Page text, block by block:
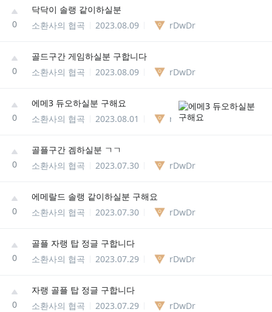
0
닥닥이 솔랭 같이하실분
소환사의 협곡
2023.08.09 rDwDr
0
골드구간 게임하실분 구합니다
소환사의 협곡
2023.08.09 rDwDr
0
에메3 듀오하실분 구해요
소환사의 협곡
2023.08.01 rDwDr
0
골플구간 겜하실분 ㄱㄱ
소환사의 협곡
2023.07.30 rDwDr
0
에메랄드 솔랭 같이하실분 구해요
소환사의 협곡
2023.07.30 rDwDr
0
골플 자랭 탑 정글 구합니다
소환사의 협곡
2023.07.29 rDwDr
0
자랭 골플 탑 정글 구합니다
소환사의 협곡
2023.07.29 rDwDr